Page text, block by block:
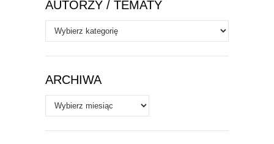
AUTORZY / TEMATY
Autorzy
/
Tematy
ARCHIWA
Archiwa